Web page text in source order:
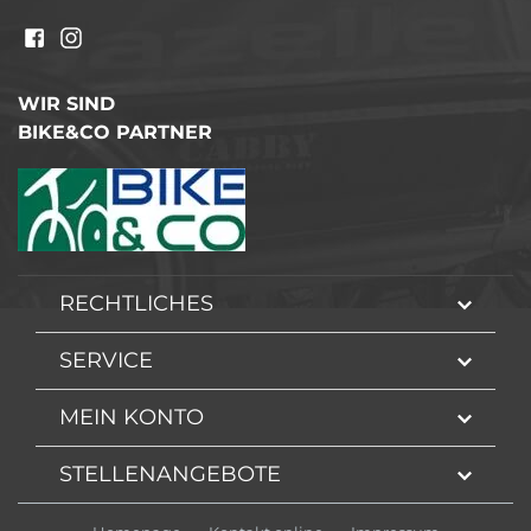
WIR SIND
BIKE&CO PARTNER
RECHTLICHES
SERVICE
MEIN KONTO
STELLENANGEBOTE